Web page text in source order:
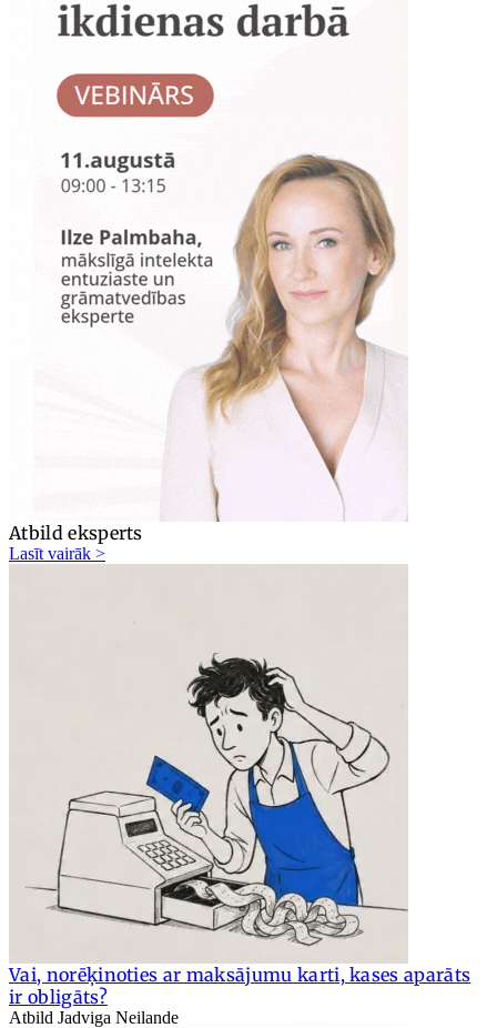
Atbild eksperts
Lasīt vairāk >
Vai, norēķinoties ar maksājumu karti, kases aparāts
ir obligāts?
Atbild Jadviga Neilande